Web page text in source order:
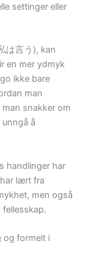
settinger eller
は言う), kan
en mer ydmyk
ikke bare
man
snakker om
å
handlinger har
lært fra
men også
og formelt i